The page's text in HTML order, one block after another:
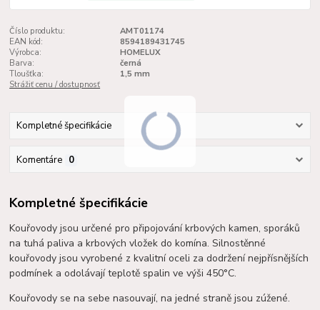
Číslo produktu:
AMT01174
EAN kód:
8594189431745
Výrobca:
HOMELUX
Barva:
černá
Tloušťka:
1,5 mm
Strážiť cenu / dostupnosť
Kompletné špecifikácie
Komentáre 0
Kompletné špecifikácie
Kouřovody jsou určené pro připojování krbových kamen, sporáků
na tuhá paliva a krbových vložek do komína. Silnostěnné
kouřovody jsou vyrobené z kvalitní oceli za dodržení nejpřísnějších
podmínek a odolávají teplotě spalin ve výši 450°C.
Kouřovody se na sebe nasouvají, na jedné straně jsou zúžené.